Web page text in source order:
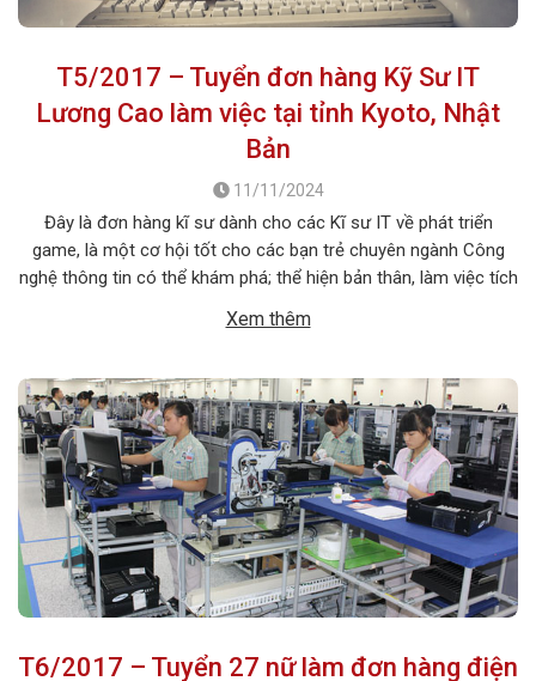
T5/2017 – Tuyển đơn hàng Kỹ Sư IT
Lương Cao làm việc tại tỉnh Kyoto, Nhật
Bản
11/11/2024
Đây là đơn hàng kĩ sư dành cho các Kĩ sư IT về phát triển
game, là một cơ hội tốt cho các bạn trẻ chuyên ngành Công
nghệ thông tin có thể khám phá; thể hiện bản thân, làm việc tích
công việc: Phát triển phần […]
Xem thêm
T6/2017 – Tuyển 27 nữ làm đơn hàng điện